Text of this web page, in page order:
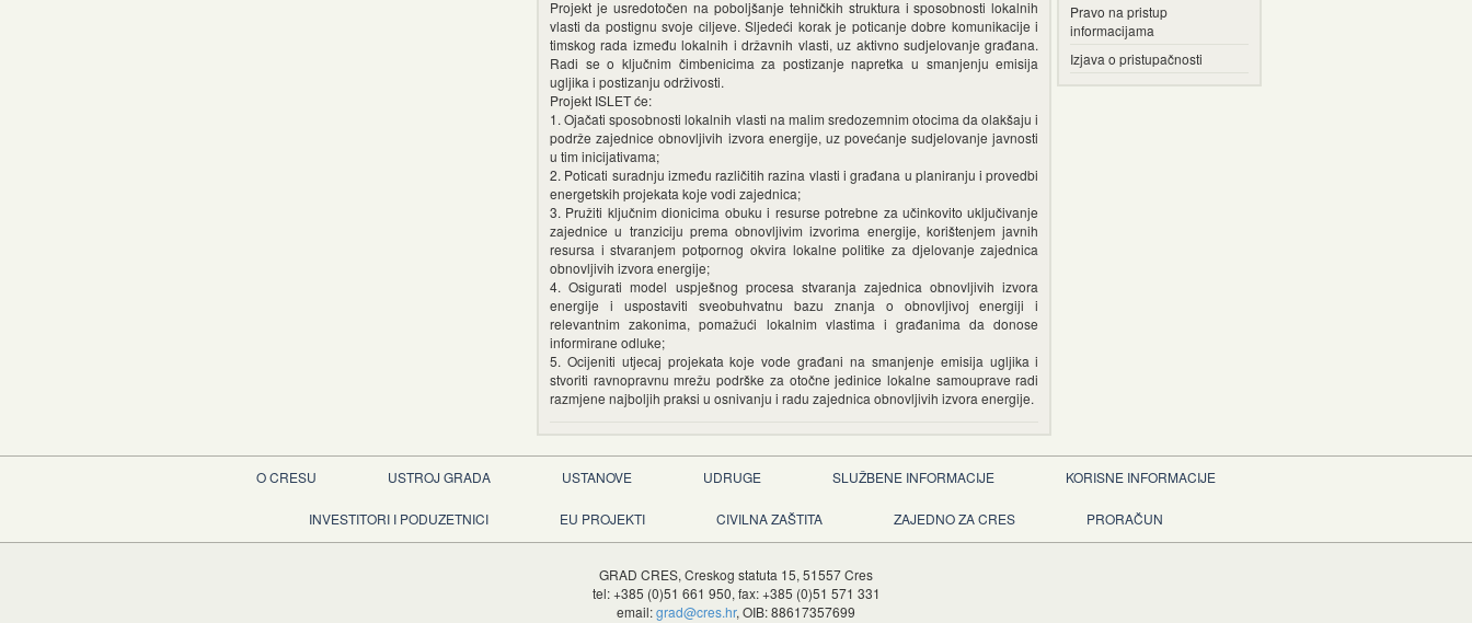
Projekt je usredotočen na poboljšanje tehničkih struktura i sposobnosti lokalnih
vlasti da postignu svoje ciljeve. Sljedeći korak je poticanje dobre komunikacije i
timskog rada između lokalnih i državnih vlasti, uz aktivno sudjelovanje građana.
Radi se o ključnim čimbenicima za postizanje napretka u smanjenju emisija
ugljika i postizanju održivosti.
Projekt ISLET će:
1. Ojačati sposobnosti lokalnih vlasti na malim sredozemnim otocima da olakšaju i
podrže zajednice obnovljivih izvora energije, uz povećanje sudjelovanje javnosti
u tim inicijativama;
2. Poticati suradnju između različitih razina vlasti i građana u planiranju i provedbi
energetskih projekata koje vodi zajednica;
3. Pružiti ključnim dionicima obuku i resurse potrebne za učinkovito uključivanje
zajednice u tranziciju prema obnovljivim izvorima energije, korištenjem javnih
resursa i stvaranjem potpornog okvira lokalne politike za djelovanje zajednica
obnovljivih izvora energije;
4. Osigurati model uspješnog procesa stvaranja zajednica obnovljivih izvora
energije i uspostaviti sveobuhvatnu bazu znanja o obnovljivoj energiji i
relevantnim zakonima, pomažući lokalnim vlastima i građanima da donose
informirane odluke;
5. Ocijeniti utjecaj projekata koje vode građani na smanjenje emisija ugljika i
stvoriti ravnopravnu mrežu podrške za otočne jedinice lokalne samouprave radi
razmjene najboljih praksi u osnivanju i radu zajednica obnovljivih izvora energije.
Pravo na pristup
informacijama
Izjava o pristupačnosti
O CRESU USTROJ GRADA USTANOVE UDRUGE SLUŽBENE INFORMACIJE KORISNE INFORMACIJE
INVESTITORI I PODUZETNICI EU PROJEKTI CIVILNA ZAŠTITA ZAJEDNO ZA CRES PRORAČUN
GRAD CRES, Creskog statuta 15, 51557 Cres
tel: +385 (0)51 661 950, fax: +385 (0)51 571 331
email:grad@cres.hr, OIB: 88617357699